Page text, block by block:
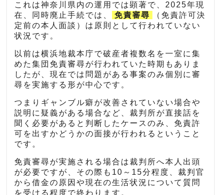
これは神奈川県内の運用では顕著で、2025年現
在、同時廃止手続では、
免責審尋
（免責許可決
定前の本人面談）は原則として行われていない
状況です。
以前は横浜地裁本庁で破産者複数名を一室に集
めた集団免責審尋が行われていた時期もありま
したが、現在では問題がある事案のみ個別に審
尋を実施する形が中心です。
つまりギャンブル癖が改善されていない場合や
説明に疑義がある場合など、裁判所が直接話を
聞く必要があると判断したケースのみ、免責許
可を出すかどうかの面接が行われるということ
です。
免責審尋が実施される場合は裁判所へ本人出頭
が必要ですが、その際も10～15分程度、裁判官
から借金の原因や現在の生活状況について質問
を受ける程度で終わります。